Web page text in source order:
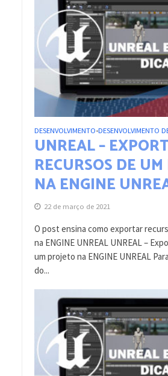
DESENVOLVIMENTO•DESENVOLVIMENTO
UNREAL –
RECURSOS DE
NA ENGINE
22 de março de 2021
O post ensina como exportar
na ENGINE UNREAL UNREAL –
um projeto na ENGINE UNREAL
do...